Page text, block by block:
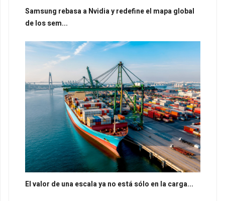
Samsung rebasa a Nvidia y redefine el mapa global
de los sem...
El valor de una escala ya no está sólo en la carga...